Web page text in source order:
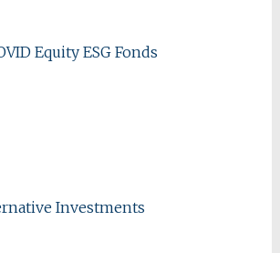
Equity ESG Fonds
Investments